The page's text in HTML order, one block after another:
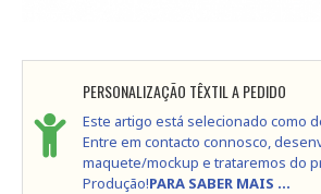
PERSONALIZAÇÃO TÊXTIL A PEDIDO
Este artigo está selecionado como
Entre em contacto connosco,
maquete/mockup e trataremos do
Produção!PARA SABER MAIS ...